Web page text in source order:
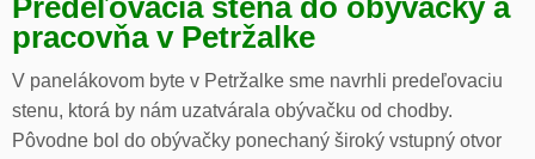
Predeľovacia stena do obývačky a
pracovňa v Petržalke
V panelákovom byte v Petržalke sme navrhli predeľovaciu
stenu, ktorá by nám uzatvárala obývačku od chodby.
Pôvodne bol do obývačky ponechaný široký vstupný otvor